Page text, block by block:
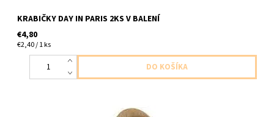
KRABIČKY DAY IN PARIS 2KS V BALENÍ
€4,80
€2,40 / 1 ks